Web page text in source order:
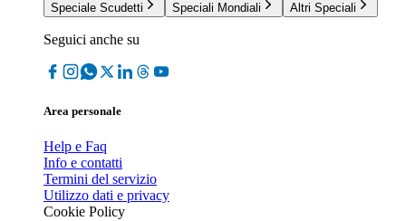
Speciale Scudetti
Speciali Mondiali Altri Speciali
Seguici anche su
Area personale
Help e Faq
Info e contatti
Termini del servizio
Utilizzo dati e privacy
Cookie Policy